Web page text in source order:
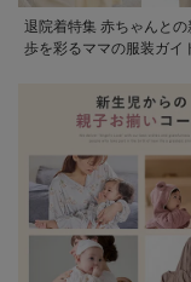
退院着特集 赤ちゃんと
歩を彩るママの服装ガイ